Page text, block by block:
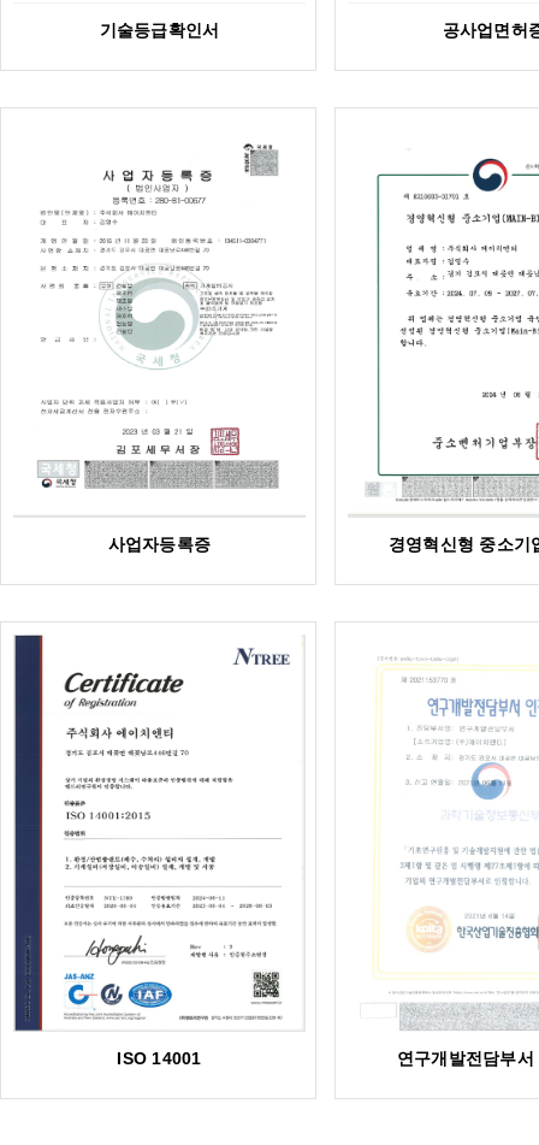
기술등급확인서 공사업면허
사업자등록증 경영혁신형 중소기
ISO 14001 연구개발전담부서